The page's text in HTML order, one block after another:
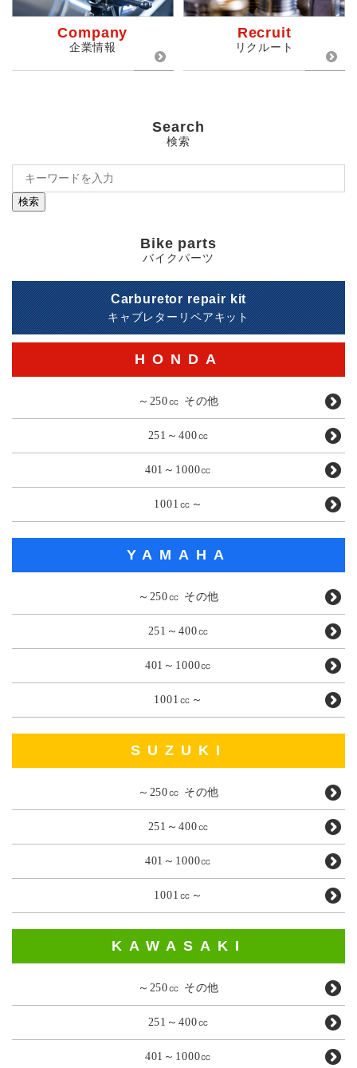
Company
企業情報
Recruit
リクルート
Search
検索
検索
Bike parts
バイクパーツ
Carburetor repair kit
キャブレターリペアキット
HONDA
～250㏄ その他
251～400㏄
401～1000㏄
1001㏄～
YAMAHA
～250㏄ その他
251～400㏄
401～1000㏄
1001㏄～
SUZUKI
～250㏄ その他
251～400㏄
401～1000㏄
1001㏄～
KAWASAKI
～250㏄ その他
251～400㏄
401～1000㏄